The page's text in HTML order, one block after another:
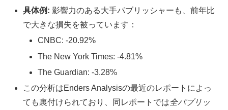
具体例: 影響力のある大手パブリッシャーも、前年比
で大きな損失を被っています：
CNBC: -20.92%
The New York Times: -4.81%
The Guardian: -3.28%
この分析はEnders Analysisの最近のレポートによっ
ても裏付けられており、同レポートでは全パブリッ